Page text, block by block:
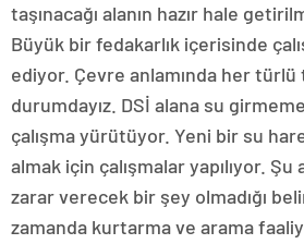
taşınacağı alanın hazır hale
Büyük bir fedakarlık içerisinde
ediyor. Çevre anlamında her türlü
durumdayız. DSİ alana su
çalışma yürütüyor. Yeni bir su
almak için çalışmalar yapılıyor. Şu
zarar verecek bir şey olmadığı
zamanda kurtarma ve arama